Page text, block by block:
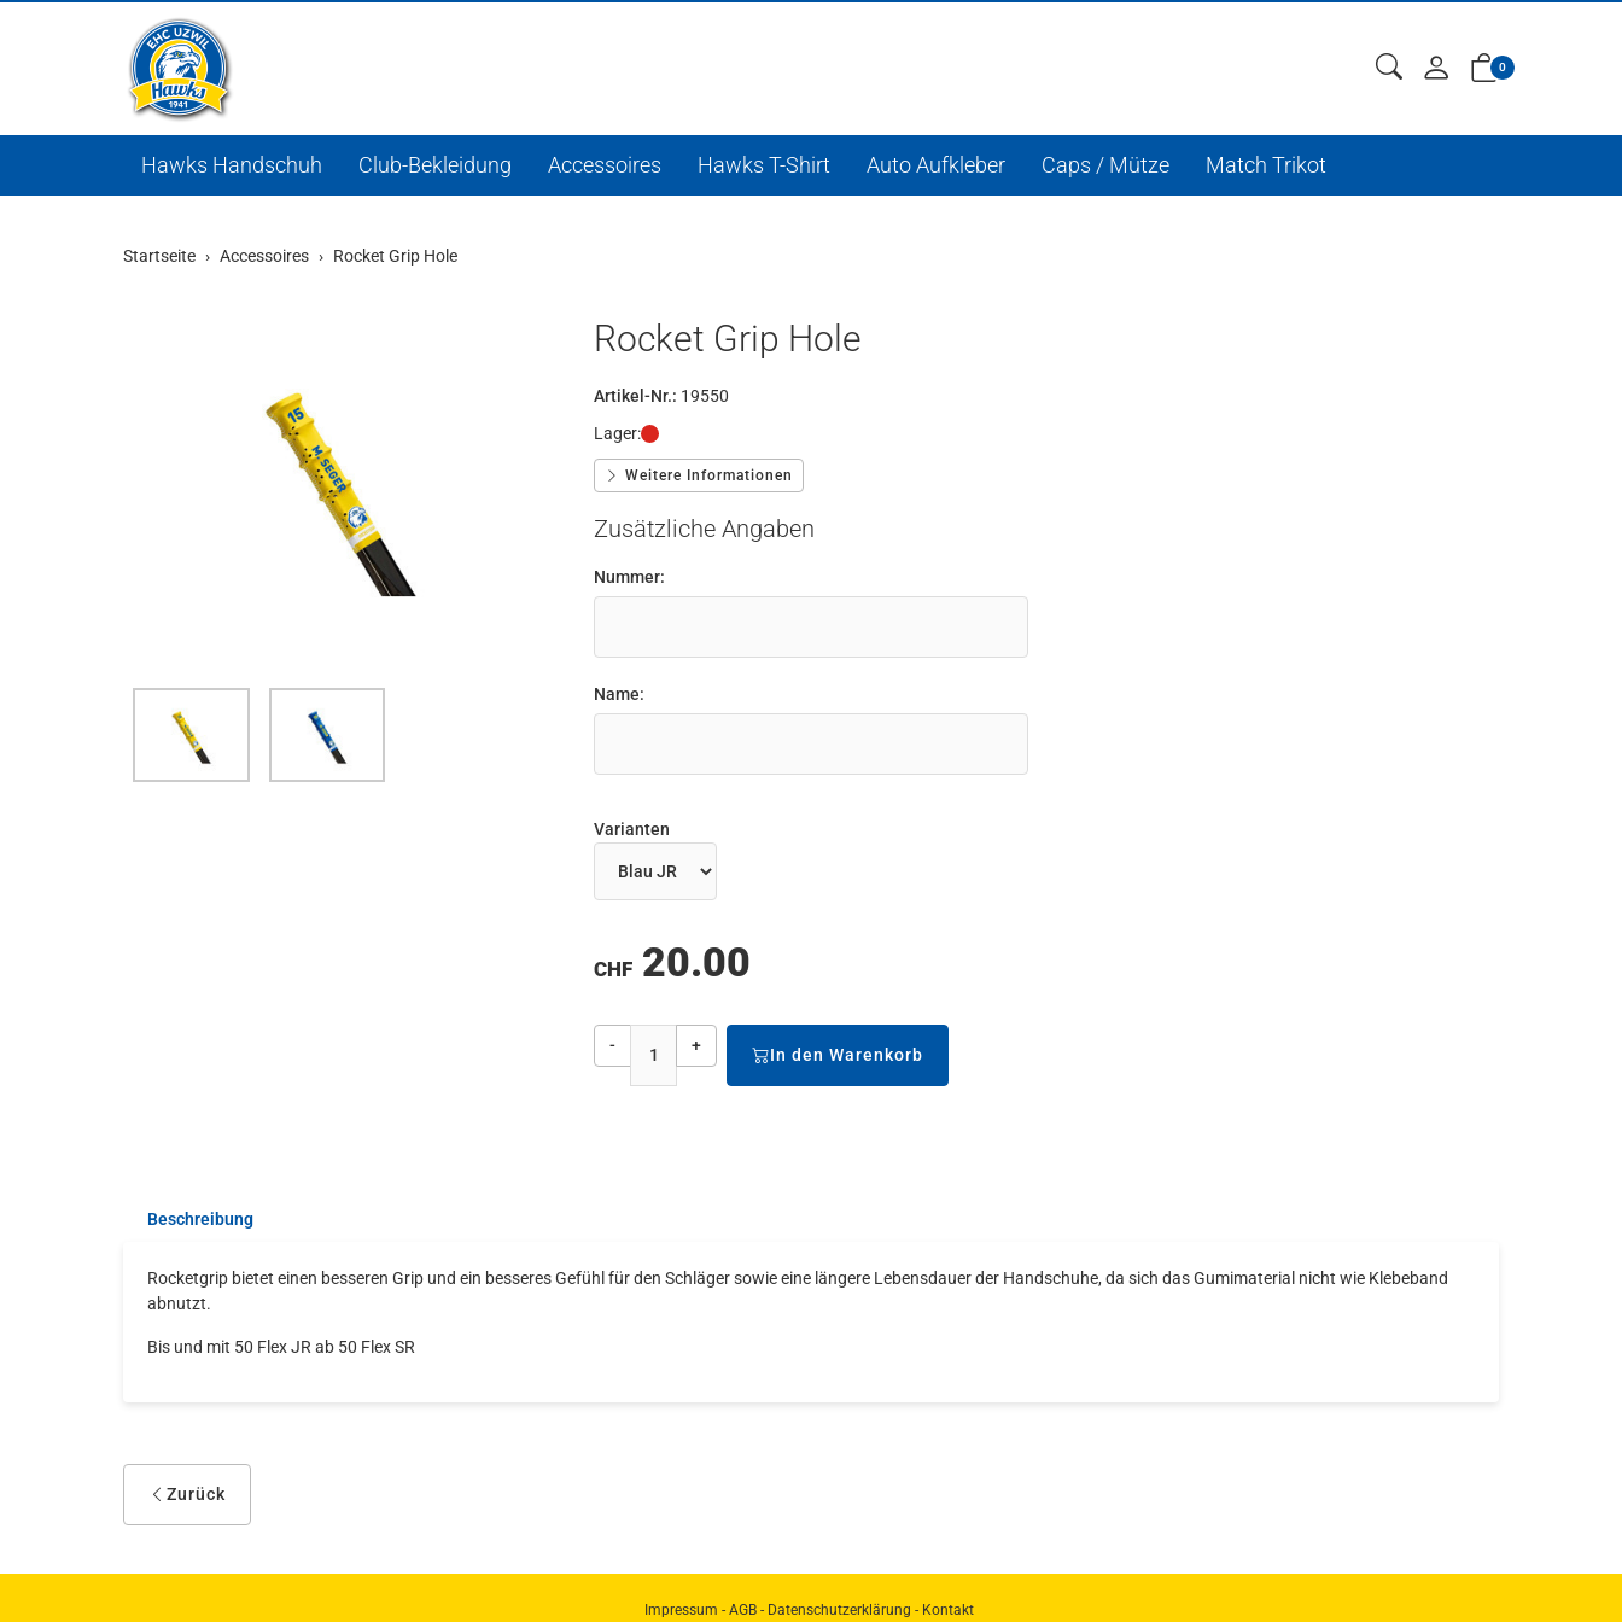
0
Hawks Handschuh Club-Bekleidung Accessoires Hawks T-Shirt Auto Aufkleber Caps / Mütze Match Trikot
Startseite Accessoires Rocket Grip Hole
Rocket Grip Hole
Artikel-Nr.: 19550
Lager:
Weitere Informationen
Zusätzliche Angaben
Nummer:
Name:
Varianten
CHF 20.00
- + In den Warenkorb
Beschreibung
Rocketgrip bietet einen besseren Grip und ein besseres Gefühl für den Schläger sowie eine längere Lebensdauer der Handschuhe, da sich das Gumimaterial nicht wie Klebeband
abnutzt.
Bis und mit 50 Flex JR ab 50 Flex SR
Zurück
Impressum - AGB - Datenschutzerklärung - Kontakt